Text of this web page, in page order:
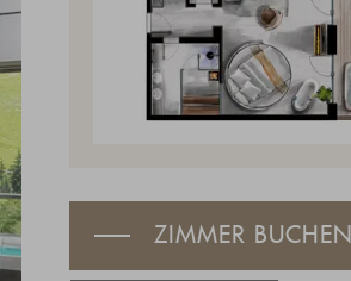
ZIMMER BUCHEN